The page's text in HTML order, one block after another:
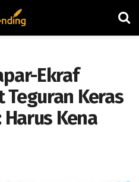
Ekraf
Keras
Kena